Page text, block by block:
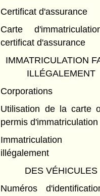
Certificat d'assurance
Carte
certificat d'assurance
IMMATRICULATION
ILLÉGALEMENT
Corporations
Utilisation de la carte
permis d'immatriculation
Immatriculation
illégalement
DES VÉHICULES
Numéros